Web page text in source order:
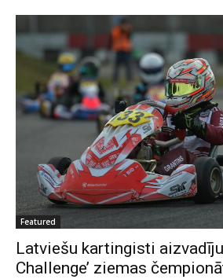
Featured
Latviešu kartingisti
Challenge’ ziemas